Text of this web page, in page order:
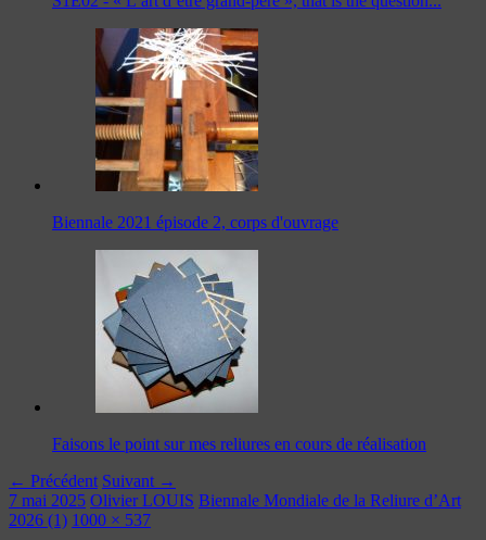
Biennale 2021 épisode 2, corps d'ouvrage
Faisons le point sur mes reliures en cours de réalisation
← Précédent Suivant →
7 mai 2025 Olivier LOUIS Biennale Mondiale de la Reliure d’Art
2026 (1) 1000 × 537